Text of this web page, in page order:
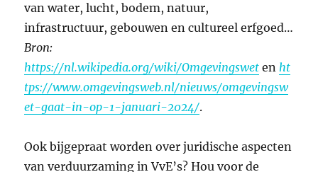
van water, lucht, bodem, natuur,
infrastructuur, gebouwen en cultureel erfgoed…​
Bron:
https://nl.wikipedia.org/wiki/Omgevingswet enht
tps://www.omgevingsweb.nl/nieuws/omgevingsw
et-gaat-in-op-1-januari-2024/​.
Ook bijgepraat worden over juridische aspecten
van verduurzaming in VvE’s? Hou voor de